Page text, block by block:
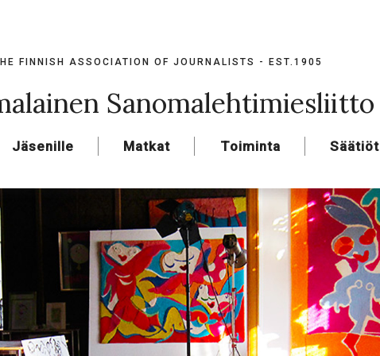
FINNISH ASSOCIATION OF JOURNALISTS - EST.1905
Sanomalehtimiesliitto
Jäsenille Matkat Toiminta Säätiöt